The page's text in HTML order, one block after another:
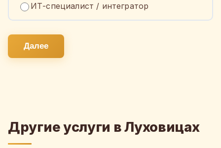
ИТ-специалист / интегратор
Далее
Другие услуги в Луховицах